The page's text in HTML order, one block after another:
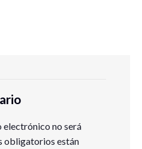
electrónico no será
obligatorios están